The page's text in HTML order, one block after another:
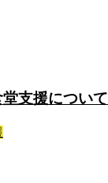
支援について